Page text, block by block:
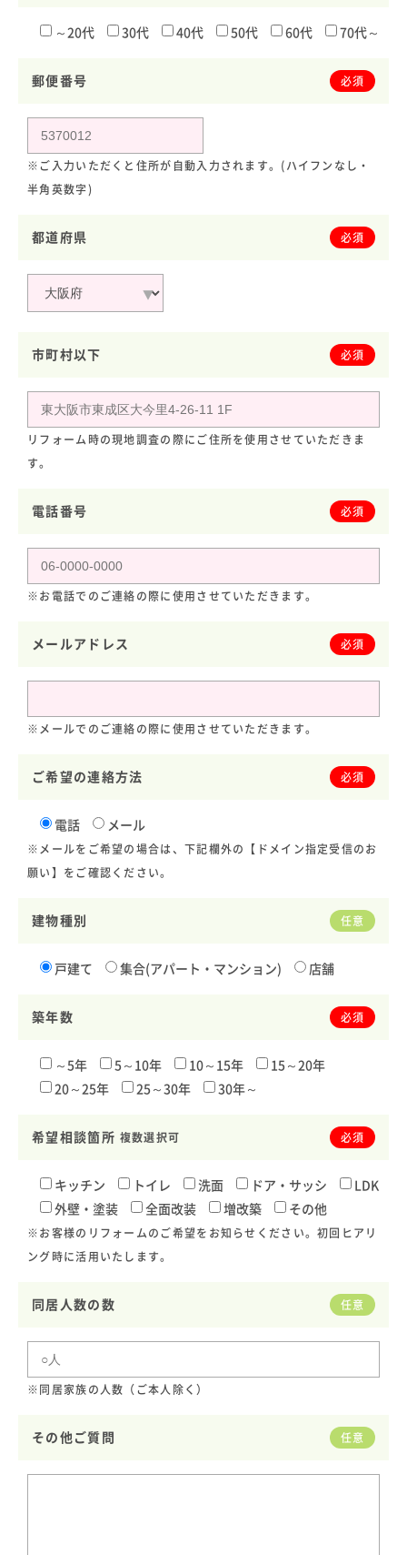
～20代 30代 40代 50代 60代 70代～
郵便番号 必須
※ご入力いただくと住所が自動入力されます。(ハイフンなし・
半角英数字)
都道府県 必須
市町村以下 必須
リフォーム時の現地調査の際にご住所を使用させていただきま
す。
電話番号 必須
※お電話でのご連絡の際に使用させていただきます。
メールアドレス 必須
※メールでのご連絡の際に使用させていただきます。
ご希望の連絡方法 必須
電話 メール
※メールをご希望の場合は、下記欄外の【ドメイン指定受信のお
願い】をご確認ください。
建物種別 任意
戸建て 集合(アパート・マンション) 店舗
築年数 必須
～5年 5～10年 10～15年
15～20年
20～25年
25～30年 30年～
希望相談箇所 複数選択可 必須
キッチン トイレ 洗面 ドア・サッシ
LDK
外壁・塗装
全面改装 増改築 その他
※お客様のリフォームのご希望をお知らせください。初回ヒアリ
ング時に活用いたします。
同居人数の数 任意
※同居家族の人数（ご本人除く）
その他ご質問 任意